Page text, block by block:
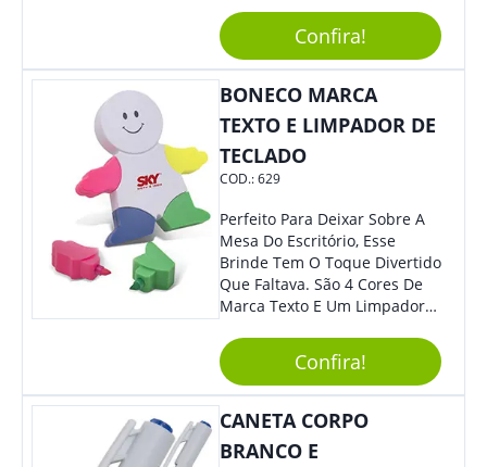
Confira!
BONECO MARCA
TEXTO E LIMPADOR DE
TECLADO
COD.:629
Perfeito Para Deixar Sobre A
Mesa Do Escritório, Esse
Brinde Tem O Toque Divertido
Que Faltava. São 4 Cores De
Marca Texto E Um Limpador
Boneco. Demais, Não É?
Personalize Com Sua Marca.
Super Criativo, Seus Clientes E
Colaboradores Irão Adorar.
Confira!
CANETA CORPO
BRANCO E